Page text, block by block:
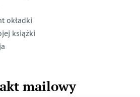
okładki
książki
mailowy